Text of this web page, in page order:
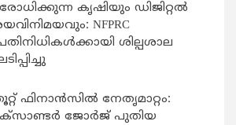
കൃഷിയും ഡിജിറ്റൽ
NFPRC
ശില്പശാല
ഫിനാൻസിൽ നേതൃമാറ്റം:
ജോർജ് പുതിയ